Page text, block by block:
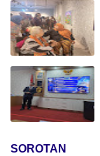
SOROTAN